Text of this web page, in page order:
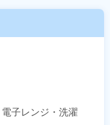
子レンジ・洗濯